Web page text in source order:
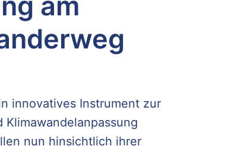
innovatives Instrument zur
nun hinsichtlich ihrer